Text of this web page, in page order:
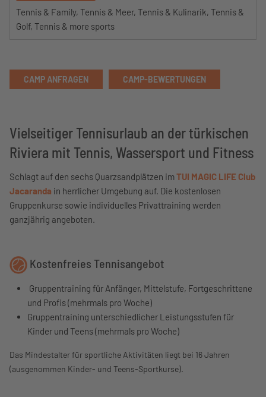
Tennis & Family, Tennis & Meer, Tennis & Kulinarik, Tennis &
Golf, Tennis & more sports
CAMP ANFRAGEN CAMP-BEWERTUNGEN
Vielseitiger Tennisurlaub an der türkischen
Riviera mit Tennis, Wassersport und Fitness
Schlagt auf den sechs Quarzsandplätzen imTUI MAGIC LIFE Club
Jacaranda in herrlicher Umgebung auf. Die kostenlosen
Gruppenkurse sowie individuelles Privattraining werden
ganzjährig angeboten.
Kostenfreies Tennisangebot
Gruppentraining für Anfänger, Mittelstufe, Fortgeschrittene
und Profis (mehrmals pro Woche)
Gruppentraining unterschiedlicher Leistungsstufen für
Kinder und Teens (mehrmals pro Woche)
Das Mindestalter für sportliche Aktivitäten liegt bei 16 Jahren
(ausgenommen Kinder- und Teens-Sportkurse).